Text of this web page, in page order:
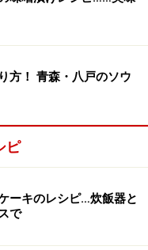
まで混ぜる
周りの粉を取り込む
方！ 青森・八戸のソウ
ピ
ーキのレシピ…炊飯器と
で